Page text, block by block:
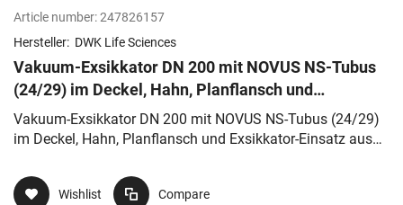
Article number:247826157
Hersteller: DWK Life Sciences
Vakuum-Exsikkator DN 200 mit NOVUS NS-Tubus
(24/29) im Deckel, Hahn, Planflansch und
Exsikkator-Einsatz aus Porzellan
Vakuum-Exsikkator DN 200 mit NOVUS NS-Tubus (24/29)
im Deckel, Hahn, Planflansch und Exsikkator-Einsatz aus
Wishlist Compare